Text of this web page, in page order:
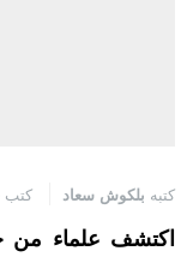
كتبه بلكوش سعاد كتب في 19
اكتشف علماء من